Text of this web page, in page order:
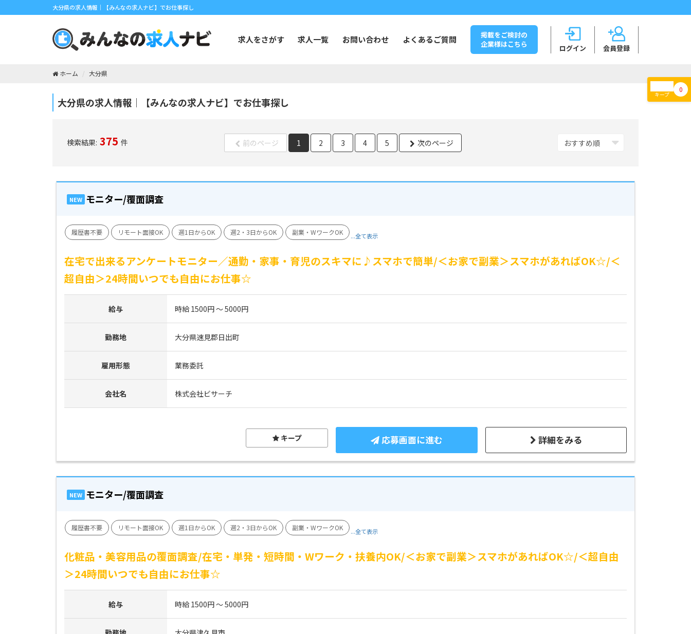
大分県の求人情報｜【みんなの求人ナビ】でお仕事探し
会員登録
ログイン
求人をさがす 求人一覧 お問い合わせ よくあるご質問
掲載をご検討の
企業様はこちら
キープ
0
ホーム 大分県
大分県の求人情報｜【みんなの求人ナビ】でお仕事探し
検索結果: 375 件 前のページ 1 2 3 4 5 次のページ
NEW モニター/覆面調査
履歴書不要 リモート面接OK 週1日からOK 週2・3日からOK 副業・WワークOK ...全て表示
在宅で出来るアンケートモニター／通勤・家事・育児のスキマに♪スマホで簡単/＜お家で副業＞スマホがあればOK☆/＜
超自由＞24時間いつでも自由にお仕事☆
給与 時給 1500円 ～ 5000円
勤務地 大分県速見郡日出町
雇用形態 業務委託
会社名 株式会社ビサーチ
詳細をみる
応募画面に進む
キープ
NEW モニター/覆面調査
履歴書不要 リモート面接OK 週1日からOK 週2・3日からOK 副業・WワークOK ...全て表示
化粧品・美容用品の覆面調査/在宅・単発・短時間・Wワーク・扶養内OK/＜お家で副業＞スマホがあればOK☆/＜超自由
＞24時間いつでも自由にお仕事☆
給与 時給 1500円 ～ 5000円